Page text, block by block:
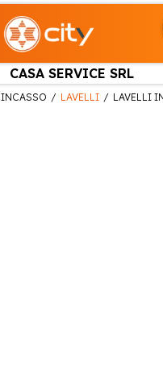
CASA SERVICE SRL
INCASSO LAVELLI LAVELLI